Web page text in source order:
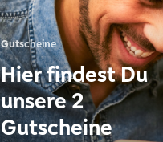
Gutscheine
Hier findest Du
unsere 2
Gutscheine